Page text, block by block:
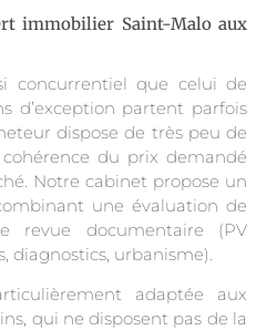
immobilier Saint-Malo aux
concurrentiel que celui de
d’exception partent parfois
dispose de très peu de
du prix demandé
Notre cabinet propose un
une évaluation de
revue documentaire (PV
diagnostics, urbanisme).
adaptée aux
qui ne disposent pas de la